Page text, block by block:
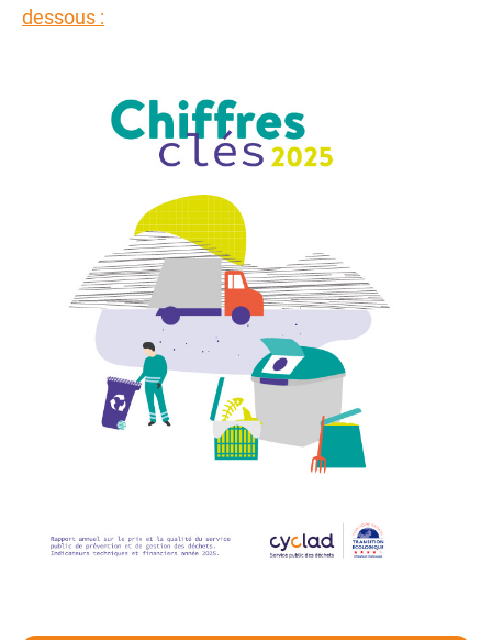
dessous :